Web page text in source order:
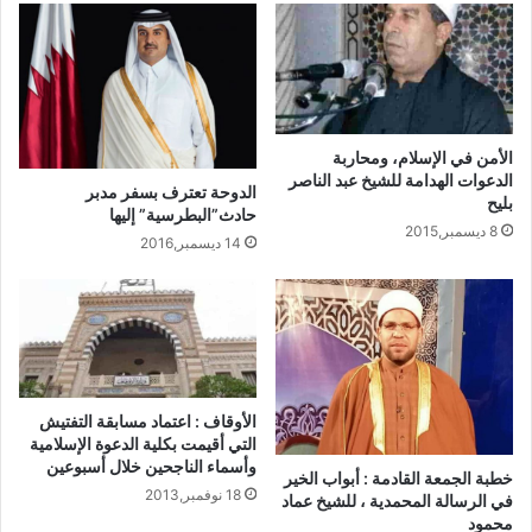
الشمال
فاللهم صلْ وسلم وبارك عليه، وعلى آله،
وأصحابه الأخيار، ومن سار على نهجهم إلى
يوم القرار، وبعد:
======
أيها الأحبة الكرام: كلما هلّ علينا شهر ربيع
الأول جدد المسلمون ـ في شتى بقاع
الأرض من مشرقها إلى مغربها ـ جددوا
الاحتفاء والاحتفال بميلاد سيدنا رسول الله
(صلى الله عليه وسلم). وميلاد رسول الله
هو ميلادُ الرحمة، قال تعالي: {وَمَا أَرْسَلْنَاكَ
إِلَّا رَحْمَةً لِلْعَالَمِينَ}[الأنبياء:107]، وهو ميلادُ
الأمن في الإسلام، ومحاربة
الدعوات الهدامة للشيخ عبد الناصر
بليح
8 ديسمبر,2015
الدوحة تعترف بسفر مدبر
حادث”البطرسية” إليها
14 ديسمبر,2016
خطبة الجمعة القادمة : أبواب الخير
في الرسالة المحمدية ، للشيخ عماد
محمود
الأوقاف : اعتماد مسابقة التفتيش
التي أقيمت بكلية الدعوة الإسلامية
وأسماء الناجحين خلال أسبوعين
18 نوفمبر,2013